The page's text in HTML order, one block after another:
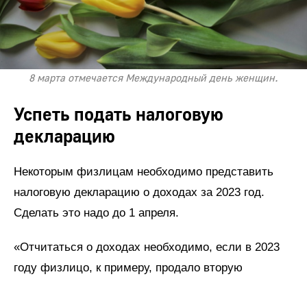
8 марта отмечается Международный день женщин.
Успеть подать налоговую
декларацию
Некоторым физлицам необходимо представить
налоговую декларацию о доходах за 2023 год.
Сделать это надо до 1 апреля.
«Отчитаться о доходах необходимо, если в 2023
году физлицо, к примеру, продало вторую